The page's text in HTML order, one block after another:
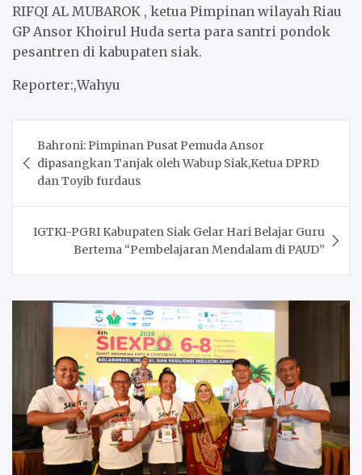
RIFQI AL MUBAROK , ketua Pimpinan wilayah Riau
GP Ansor Khoirul Huda serta para santri pondok
pesantren di kabupaten siak.
Reporter:,Wahyu
navigation
Bahroni: Pimpinan Pusat Pemuda Ansor
dipasangkan Tanjak oleh Wabup Siak,Ketua DPRD
dan Toyib furdaus
IGTKI-PGRI Kabupaten Siak Gelar Hari Belajar Guru
Bertema “Pembelajaran Mendalam di PAUD”